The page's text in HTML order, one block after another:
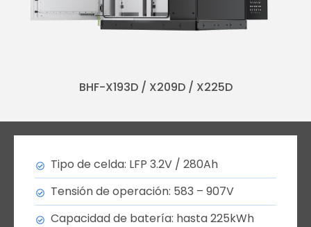
BHF-X193D / X209D / X225D
Tipo de celda: LFP 3.2V / 280Ah
Tensión de operación: 583 – 907V
Capacidad de batería: hasta 225kWh